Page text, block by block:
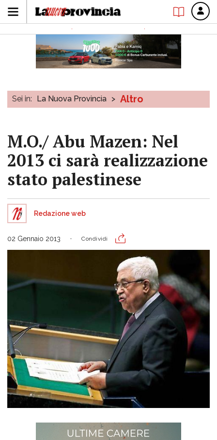
Sei in: La Nuova Provincia > Altro
M.O./ Abu Mazen: Nel
2013 ci sarà realizzazione
stato palestinese
Redazione web
02 Gennaio 2013 Condividi